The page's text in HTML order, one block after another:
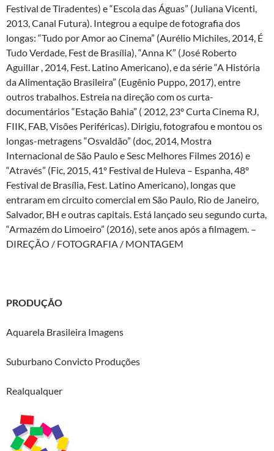
Festival de Tiradentes) e “Escola das Águas” (Juliana Vicenti,
2013, Canal Futura). Integrou a equipe de fotografia dos
longas: “Tudo por Amor ao Cinema” (Aurélio Michiles, 2014, É
Tudo Verdade, Fest de Brasília), “Anna K” (José Roberto
Aguillar , 2014, Fest. Latino Americano), e da série “A História
da Alimentação Brasileira” (Eugênio Puppo, 2017), entre
outros trabalhos. Estreia na direção com os curta-
documentários “Estação Bahia” ( 2012, 23º Curta Cinema RJ,
FIIK, FAB, Visões Periféricas). Dirigiu, fotografou e montou os
longas-metragens “Osvaldão” (doc, 2014, Mostra
Internacional de São Paulo e Sesc Melhores Filmes 2016) e
“Através” (Fic, 2015, 41º Festival de Huleva – Espanha, 48º
Festival de Brasília, Fest. Latino Americano), longas que
entraram em circuito comercial em São Paulo, Rio de Janeiro,
Salvador, BH e outras capitais. Está lançado seu segundo curta,
“Armazém do Limoeiro” (2016), sete anos após a filmagem. –
DIREÇÃO / FOTOGRAFIA / MONTAGEM
PRODUÇÃO
Aquarela Brasileira Imagens
Suburbano Convicto Produções
Realqualquer